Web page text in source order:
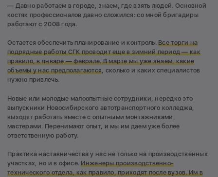
— Давно работаем в городе, знаем, где взять людей. Основной
костяк профессионалов давно сложился: со мной бригадиры
работают с 2008 года.
Остается обеспечить планирование и контроль.Все торги на
подрядные работы СГК проводит еще в зимний период — как
правило, в январе — феврале. В марте мы уже знаем, какие
объемы у нас предполагаются, сколько и каких специалистов
нужно привлечь.
Новые или молодые малоопытные сотрудники, нередко это
выпускники Новосибирского автотранспортного колледжа,
выходят работать вместе с опытными монтажниками,
мастерами. Перенимают опыт, и мы им даем уже более
ответственную работу.
Практика наставничества у нас не только на производственных
участках, но и в офисе.Инженеры производственно-
технического отдела, как правило, приходят после вузов. Им в